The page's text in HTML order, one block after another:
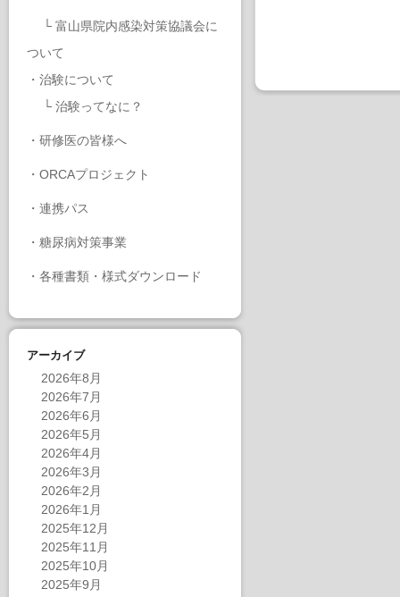
└ 富山県院内感染対策協議会に
ついて
・ 治験について
└ 治験ってなに？
・ 研修医の皆様へ
・ ORCAプロジェクト
・ 連携パス
・ 糖尿病対策事業
・ 各種書類・様式ダウンロード
アーカイブ
2026年8月
2026年7月
2026年6月
2026年5月
2026年4月
2026年3月
2026年2月
2026年1月
2025年12月
2025年11月
2025年10月
2025年9月